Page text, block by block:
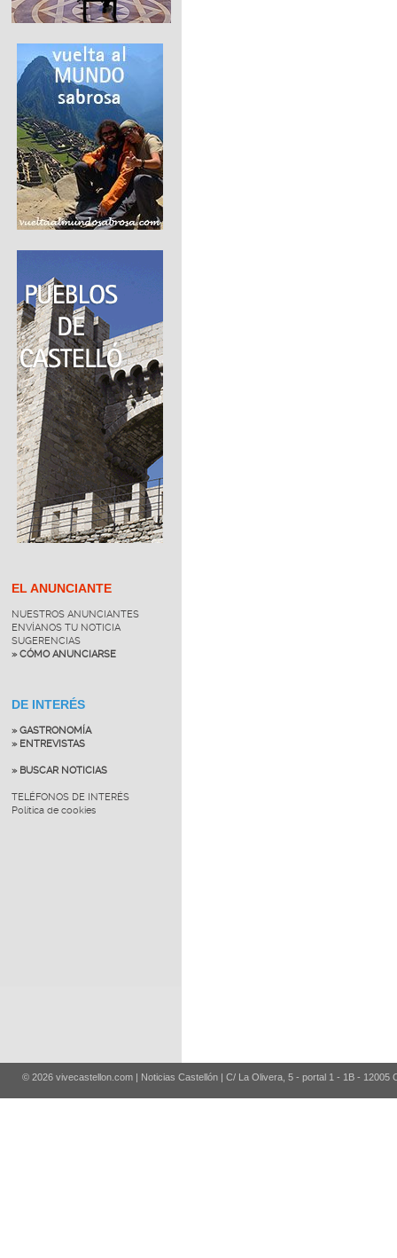
EL ANUNCIANTE
NUESTROS ANUNCIANTES
ENVÍANOS TU NOTICIA
SUGERENCIAS
» CÓMO ANUNCIARSE
DE INTERÉS
» GASTRONOMÍA
» ENTREVISTAS
» BUSCAR NOTICIAS
TELÉFONOS DE INTERÉS
Política de cookies
© 2026 vivecastellon.com | Noticias Castellón | C/ La Olivera, 5 - portal 1 - 1B - 12005